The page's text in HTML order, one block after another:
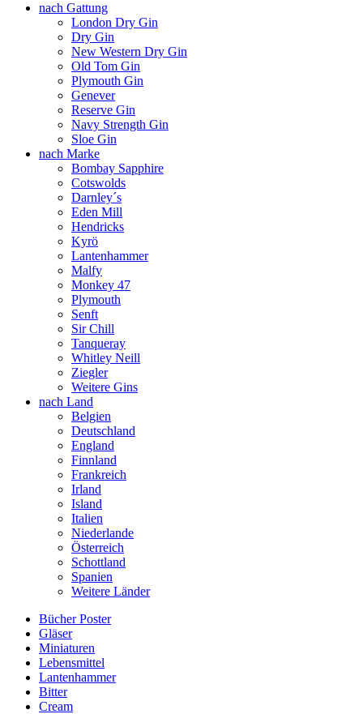
nach Gattung
London Dry Gin
Dry Gin
New Western Dry Gin
Old Tom Gin
Plymouth Gin
Genever
Reserve Gin
Navy Strength Gin
Sloe Gin
nach Marke
Bombay Sapphire
Cotswolds
Darnley´s
Eden Mill
Hendricks
Kyrö
Lantenhammer
Malfy
Monkey 47
Plymouth
Senft
Sir Chill
Tanqueray
Whitley Neill
Ziegler
Weitere Gins
nach Land
Belgien
Deutschland
England
Finnland
Frankreich
Irland
Island
Italien
Niederlande
Österreich
Schottland
Spanien
Weitere Länder
Bücher Poster
Gläser
Miniaturen
Lebensmittel
Lantenhammer
Bitter
Cream